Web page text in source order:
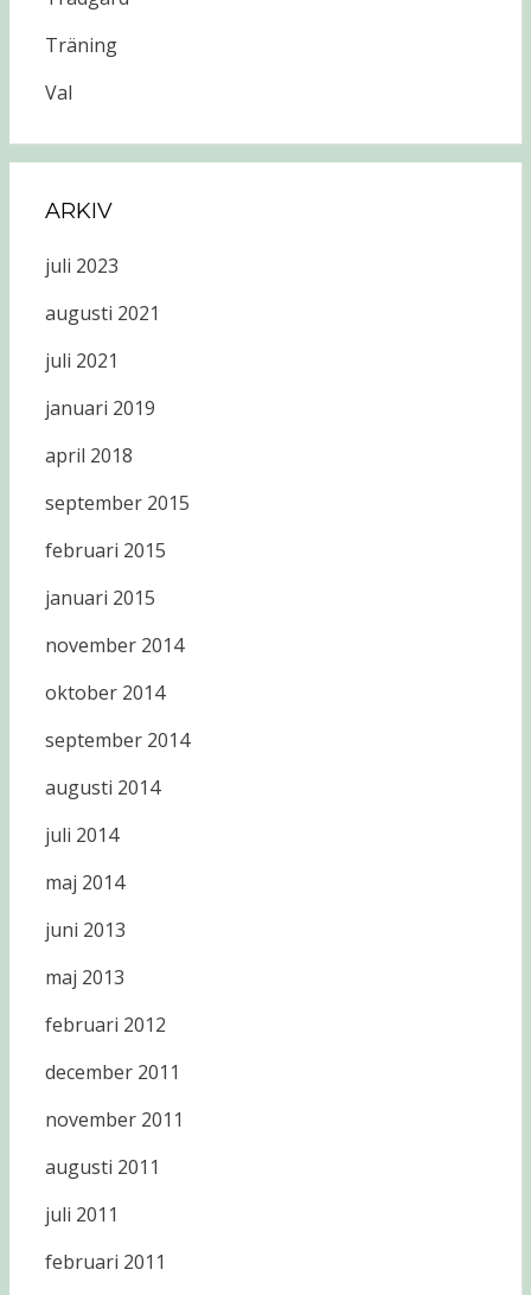
Träning
Val
ARKIV
juli 2023
augusti 2021
juli 2021
januari 2019
april 2018
september 2015
februari 2015
januari 2015
november 2014
oktober 2014
september 2014
augusti 2014
juli 2014
maj 2014
juni 2013
maj 2013
februari 2012
december 2011
november 2011
augusti 2011
juli 2011
februari 2011